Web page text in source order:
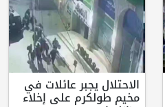
يجبر عائلات في
على إخلاء